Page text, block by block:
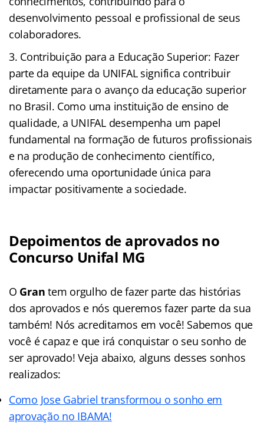
desenvolvimento pessoal e profissional de seus
colaboradores.
Contribuição para a Educação Superior: Fazer
parte da equipe da UNIFAL significa contribuir
diretamente para o avanço da educação superior
no Brasil. Como uma instituição de ensino de
qualidade, a UNIFAL desempenha um papel
fundamental na formação de futuros profissionais
e na produção de conhecimento científico,
oferecendo uma oportunidade única para
impactar positivamente a sociedade.
Depoimentos de aprovados no
Concurso Unifal MG
O Gran tem orgulho de fazer parte das histórias
dos aprovados e nós queremos fazer parte da sua
também! Nós acreditamos em você! Sabemos que
você é capaz e que irá conquistar o seu sonho de
ser aprovado! Veja abaixo, alguns desses sonhos
realizados:
Como Jose Gabriel transformou o sonho em
aprovação no IBAMA!